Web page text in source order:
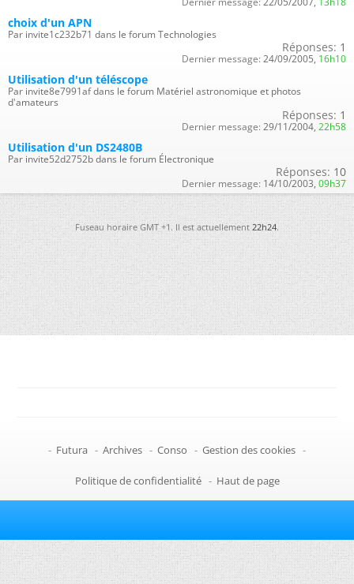
choix d'un APN
Par invite1c232b71 dans le forum Technologies
Réponses: 1
Dernier message: 24/09/2005, 16h10
Utilisation d'un téléscope
Par invite8e7991af dans le forum Matériel astronomique et photos
d'amateurs
Réponses: 1
Dernier message: 29/11/2004, 22h58
Utilisation d'un DS2480B
Par invite52d2752b dans le forum Électronique
Réponses: 10
Dernier message: 14/10/2003, 09h37
Fuseau horaire GMT +1. Il est actuellement22h24.
- Futura - Archives - Conso - Gestion des cookies -
Politique de confidentialité - Haut de page